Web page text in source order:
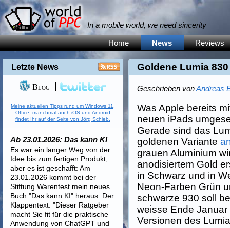
In a mobile world, we need sincerity
Home News Reviews
Goldene Lumia
Geschrieben vonAndreas
Was Apple bereits
neuen iPads
Gerade sind das
goldenen Variante
grauen Aluminium
anodisiertem Gold
in Schwarz und in
Neon-Farben Grün
schwarze 930 soll
weisse Ende
Versionen des
Letzte News
Blog
Meine aktuellen Tipps rund um Windows 11,
Office, manchmal auch iOS und Android
findet Ihr auf der Seite von Jörg Schieb.
Ab 23.01.2026: Das kann KI
Es war ein langer Weg von der
Idee bis zum fertigen Produkt,
aber es ist geschafft: Am
23.01.2026 kommt bei der
Stiftung Warentest mein neues
Buch "Das kann KI" heraus. Der
Klappentext: "Dieser Ratgeber
macht Sie fit für die praktische
Anwendung von ChatGPT und